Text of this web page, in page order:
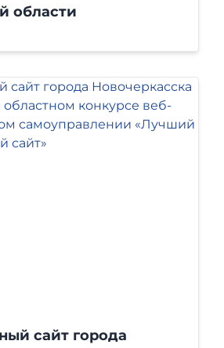
области
сайт города